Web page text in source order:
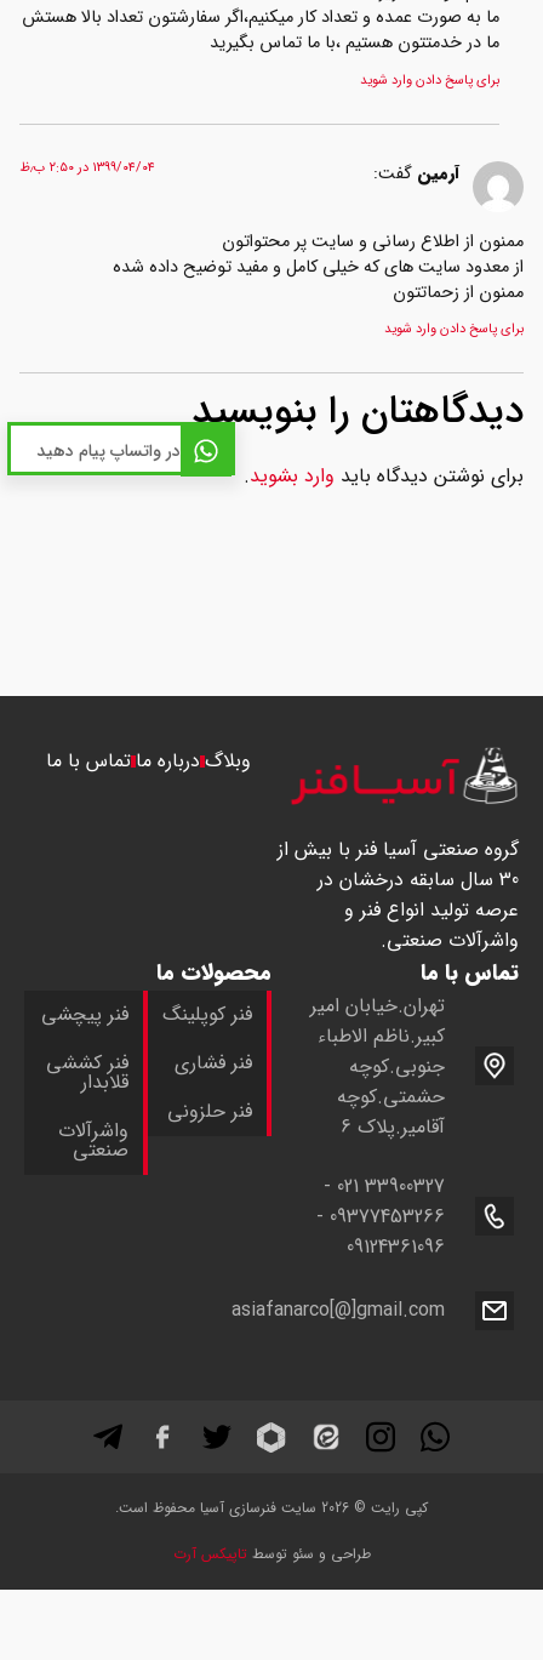
در واتساپ پیام دهید
ما به صورت عمده و تعداد کار میکنیم،اگر سفارشتون تعداد بالا هستش
ما در خدمتتون هستیم ،با ما تماس بگیرید
برای پاسخ دادن وارد شوید
آرمینگفت: ۱۳۹۹/۰۴/۰۴ در ۲:۵۰ ب٫ظ
از اطلاع رسانی و سایت پر محتواتون
معدود سایت های که خیلی کامل و مفید توضیح داده شده
از زحماتتون
پاسخ دادن وارد شوید
را بنویسید
نوشتن دیدگاه بایدوارد بشوید.
گروه صنعتی آسیا فنر با بیش از
30 سال سابقه درخشان در
عرصه تولید انواع فنر و
واشرآلات صنعتی.
وبلاگدرباره ما تماس با ما
تماس با ما
تهران.خيابان امير
كبير.ناظم الاطباء
جنوبی.کوچه
حشمتی.کوچه
آقامیر.پلاک 6
021 33900327 -
09377453266 -
09124361096
asiafanarco[@]gmail.com
محصولات ما
فنر کوپلینگ
فنر فشاری
فنر حلزونی
فنر پیچشی
فنر کششی
قلابدار
واشرآلات
صنعتی
کپی رایت © 2026 سایت فنرسازی آسیا محفوظ است.
طراحی و سئو توسطتاپیکس آرت